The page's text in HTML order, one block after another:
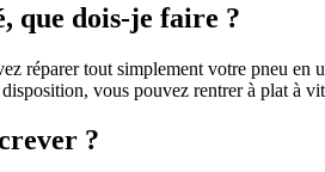
que dois-je faire ?
réparer tout simplement votre pneu en
vous pouvez rentrer à plat à
?